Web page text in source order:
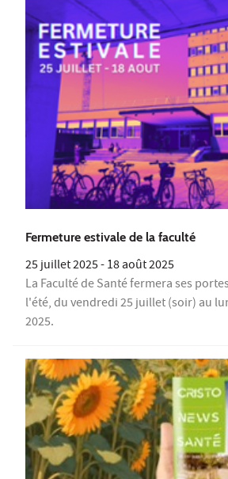
Fermeture estivale de la faculté
25 juillet 2025-18 août 2025
La Faculté de Santé fermera ses
l'été, du vendredi 25 juillet (soir) au
2025.